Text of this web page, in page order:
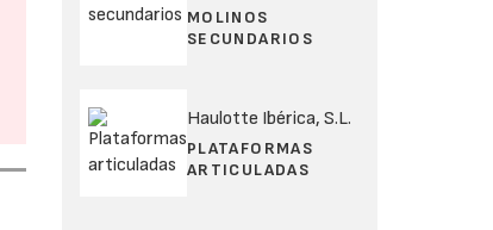
MOLINOS
SECUNDARIOS
Haulotte Ibérica, S.L.
PLATAFORMAS
ARTICULADAS